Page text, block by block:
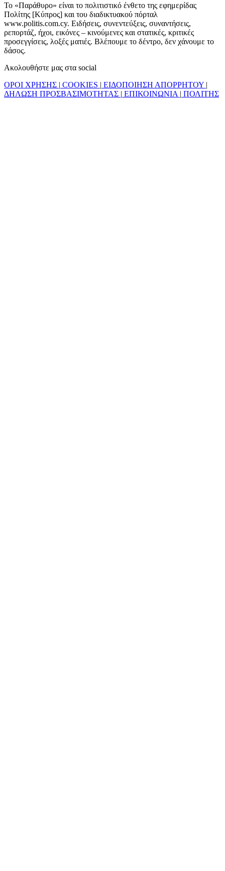
Το «Παράθυρο» είναι το πολιτιστικό ένθετο της εφημερίδας
Πολίτης [Κύπρος] και του διαδικτυακού πόρταλ
www.politis.com.cy. Ειδήσεις, συνεντεύξεις, συναντήσεις,
ρεπορτάζ, ήχοι, εικόνες – κινούμενες και στατικές, κριτικές
προσεγγίσεις, λοξές ματιές. Βλέπουμε το δέντρο, δεν χάνουμε το
δάσος.
Ακολουθήστε μας στα social
ΟΡΟΙ ΧΡΗΣΗΣ | COOKIES | ΕΙΔΟΠΟΙΗΣΗ ΑΠΟΡΡΗΤΟΥ |
ΔΗΛΩΣΗ ΠΡΟΣΒΑΣΙΜΟΤΗΤΑΣ | ΕΠΙΚΟΙΝΩΝΙΑ | ΠΟΛΙΤΗΣ